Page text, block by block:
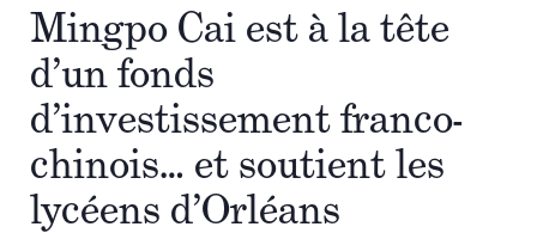
Mingpo Cai est à la tête
d’un fonds
d’investissement franco-
chinois… et soutient les
lycéens d’Orléans